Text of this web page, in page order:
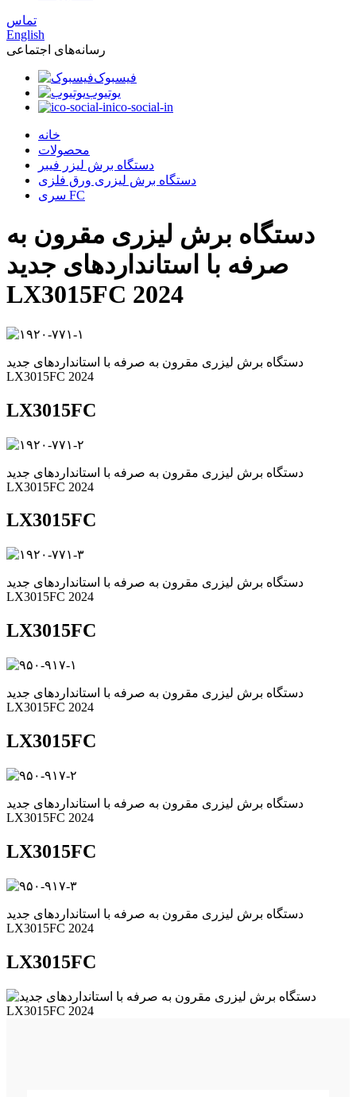
تماس
English
رسانه‌های اجتماعی
فیسبوک
یوتیوب
ico-social-in
خانه
محصولات
دستگاه برش لیزر فیبر
دستگاه برش لیزری ورق فلزی
سری FC
دستگاه برش لیزری مقرون به
صرفه با استانداردهای جدید
LX3015FC 2024
دستگاه برش لیزری مقرون به صرفه با استانداردهای جدید
LX3015FC 2024
LX3015FC
دستگاه برش لیزری مقرون به صرفه با استانداردهای جدید
LX3015FC 2024
LX3015FC
دستگاه برش لیزری مقرون به صرفه با استانداردهای جدید
LX3015FC 2024
LX3015FC
دستگاه برش لیزری مقرون به صرفه با استانداردهای جدید
LX3015FC 2024
LX3015FC
دستگاه برش لیزری مقرون به صرفه با استانداردهای جدید
LX3015FC 2024
LX3015FC
دستگاه برش لیزری مقرون به صرفه با استانداردهای جدید
LX3015FC 2024
LX3015FC